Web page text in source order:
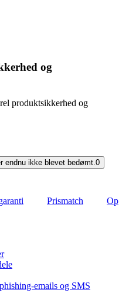
og
produktsikkerhed og
endnu ikke blevet bedømt.0
Prismatch
Op
emails og SMS